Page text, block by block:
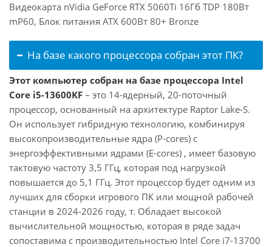
Видеокарта nVidia GeForce RTX 5060Ti 16Гб TDP 180Вт
mP60, Блок питания ATX 600Вт 80+ Bronze
На базе какого процессора собран этот ПК?
Этот компьютер собран на базе процессора Intel
Core i5-13600KF – это 14-ядерный, 20-поточный
процессор, основанный на архитектуре Raptor Lake-S.
Он использует гибридную технологию, комбинируя
высокопроизводительные ядра (P-cores) с
энергоэффективными ядрами (E-cores) , имеет базовую
тактовую частоту 3,5 ГГц, которая под нагрузкой
повышается до 5,1 ГГц. Этот процессор будет одним из
лучших для сборки игрового ПК или мощной рабочей
станции в 2024-2026 году, т. Обладает высокой
вычислительной мощностью, которая в ряде задач
сопоставима с производительностью Intel Core i7-13700